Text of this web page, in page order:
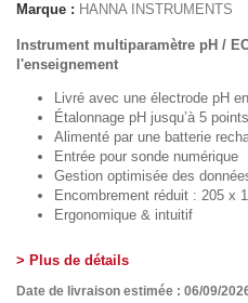
Marque : HANNA INSTRUMENTS
Instrument multiparamètre pH /
l'enseignement
Livré avec une électrode pH
Étalonnage pH jusqu’à 5 points
Alimenté par une batterie
Entrée pour sonde numérique
Gestion optimisée des
Encombrement réduit : 205 x
Ergonomique & intuitif
> Plus de détails
Date de livraison estimée : 06/09/